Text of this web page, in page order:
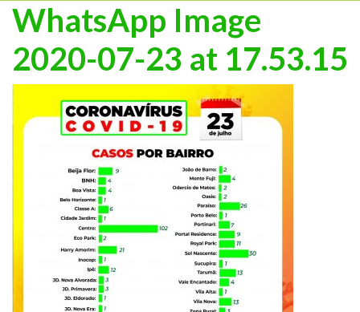
WhatsApp Image
2020-07-23 at 17.53.15